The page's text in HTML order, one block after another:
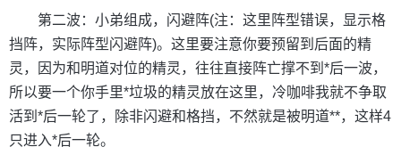
第二波：小弟组成，闪避阵(注：这里阵型错误，显示格
挡阵，实际阵型闪避阵)。这里要注意你要预留到后面的精
灵，因为和明道对位的精灵，往往直接阵亡撑不到*后一波，
所以要一个你手里*垃圾的精灵放在这里，冷咖啡我就不争取
活到*后一轮了，除非闪避和格挡，不然就是被明道**，这样4
只进入*后一轮。